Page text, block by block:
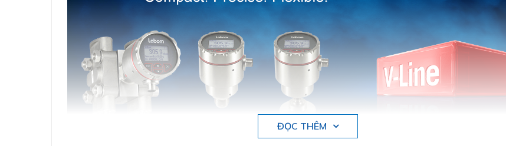
ĐỌC THÊM